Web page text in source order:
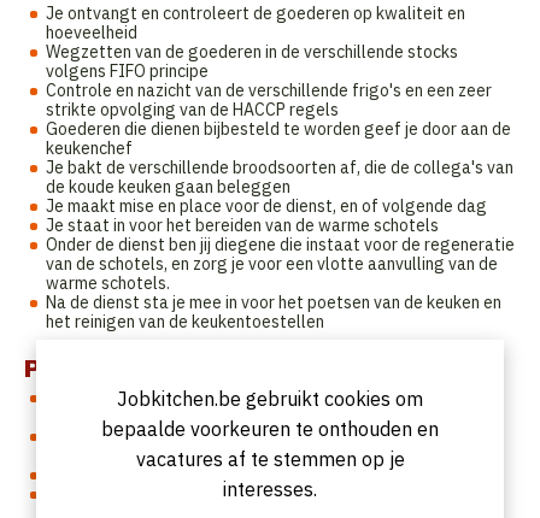
Je ontvangt en controleert de goederen op kwaliteit en
hoeveelheid
Wegzetten van de goederen in de verschillende stocks
volgens FIFO principe
Controle en nazicht van de verschillende frigo's en een zeer
strikte opvolging van de HACCP regels
Goederen die dienen bijbesteld te worden geef je door aan de
keukenchef
Je bakt de verschillende broodsoorten af, die de collega's van
de koude keuken gaan beleggen
Je maakt mise en place voor de dienst, en of volgende dag
Je staat in voor het bereiden van de warme schotels
Onder de dienst ben jij diegene die instaat voor de regeneratie
van de schotels, en zorg je voor een vlotte aanvulling van de
warme schotels.
Na de dienst sta je mee in voor het poetsen van de keuken en
het reinigen van de keukentoestellen
Profiel
Je hebt ervaring in de catering sector, min 3 jaar gewerkt als
kok in een (groot)keuken
Nederlands is je moedertaal of je beheerst de nederlandse
taal zeer goed
Kwalitatieve maaltijden afleveren is uw minimum standaard
Je houdt ervan om mensen een uitstekende service te
Jobkitchen.be gebruikt cookies om
bepaalde voorkeuren te onthouden en
vacatures af te stemmen op je
interesses.